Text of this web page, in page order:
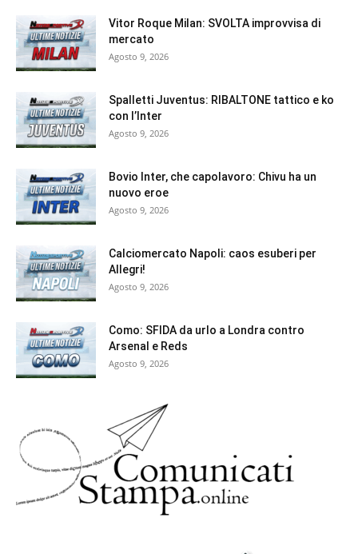
Vitor Roque Milan: SVOLTA improvvisa di
mercato
Agosto 9, 2026
Spalletti Juventus: RIBALTONE tattico e ko
con l’Inter
Agosto 9, 2026
Bovio Inter, che capolavoro: Chivu ha un
nuovo eroe
Agosto 9, 2026
Calciomercato Napoli: caos esuberi per
Allegri!
Agosto 9, 2026
Como: SFIDA da urlo a Londra contro
Arsenal e Reds
Agosto 9, 2026